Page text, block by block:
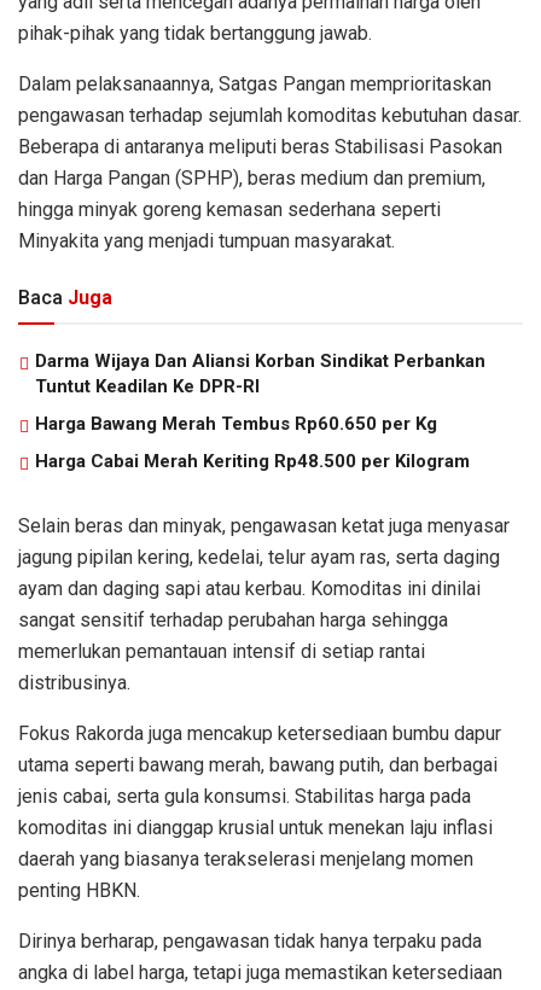
pihak-pihak yang tidak bertanggung jawab.
Dalam pelaksanaannya, Satgas Pangan memprioritaskan
pengawasan terhadap sejumlah komoditas kebutuhan dasar.
Beberapa di antaranya meliputi beras Stabilisasi Pasokan
dan Harga Pangan (SPHP), beras medium dan premium,
hingga minyak goreng kemasan sederhana seperti
Minyakita yang menjadi tumpuan masyarakat.
Baca Juga
Darma Wijaya Dan Aliansi Korban Sindikat Perbankan
Tuntut Keadilan Ke DPR-RI
Harga Bawang Merah Tembus Rp60.650 per Kg
Harga Cabai Merah Keriting Rp48.500 per Kilogram
Selain beras dan minyak, pengawasan ketat juga menyasar
jagung pipilan kering, kedelai, telur ayam ras, serta daging
ayam dan daging sapi atau kerbau. Komoditas ini dinilai
sangat sensitif terhadap perubahan harga sehingga
memerlukan pemantauan intensif di setiap rantai
distribusinya.
Fokus Rakorda juga mencakup ketersediaan bumbu dapur
utama seperti bawang merah, bawang putih, dan berbagai
jenis cabai, serta gula konsumsi. Stabilitas harga pada
komoditas ini dianggap krusial untuk menekan laju inflasi
daerah yang biasanya terakselerasi menjelang momen
penting HBKN.
Dirinya berharap, pengawasan tidak hanya terpaku pada
angka di label harga, tetapi juga memastikan ketersediaan